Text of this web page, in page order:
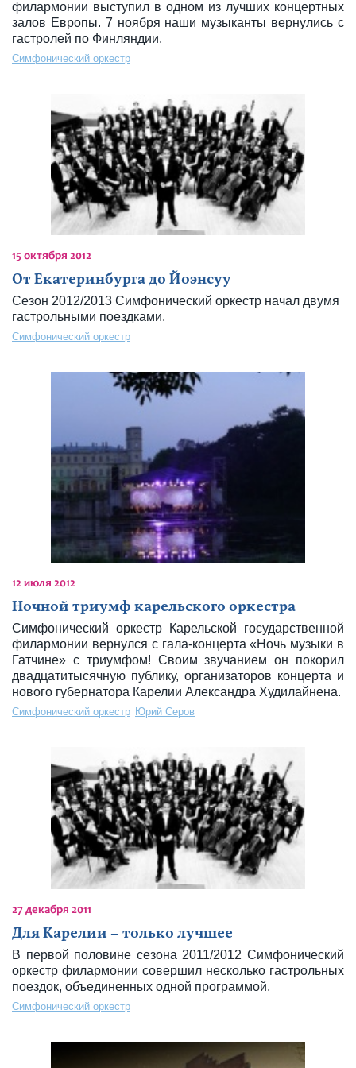
филармонии выступил в одном из лучших концертных
залов Европы. 7 ноября наши музыканты вернулись с
гастролей по Финляндии.
Симфонический оркестр
15 октября 2012
От Екатеринбурга до Йоэнсуу
Сезон 2012/2013 Симфонический оркестр начал двумя
гастрольными поездками.
Симфонический оркестр
12 июля 2012
Ночной триумф карельского оркестра
Симфонический оркестр Карельской государственной
филармонии вернулся с гала-концерта «Ночь музыки в
Гатчине» с триумфом! Своим звучанием он покорил
двадцатитысячную публику, организаторов концерта и
нового губернатора Карелии Александра Худилайнена.
Симфонический оркестр Юрий Серов
27 декабря 2011
Для Карелии – только лучшее
В первой половине сезона 2011/2012 Симфонический
оркестр филармонии совершил несколько гастрольных
поездок, объединенных одной программой.
Симфонический оркестр